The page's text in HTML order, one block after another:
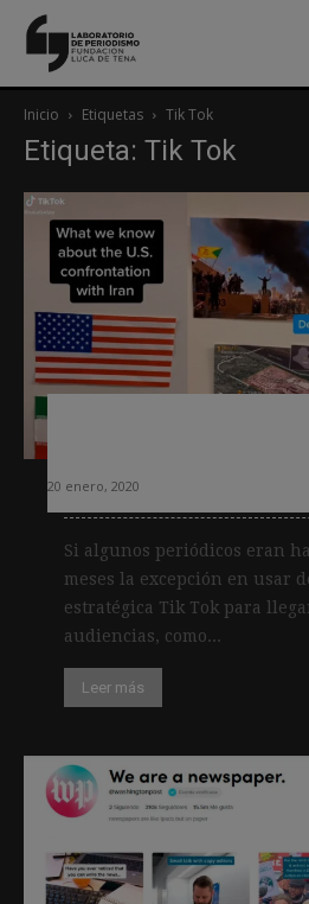
Inicio Etiquetas Tik Tok
Etiqueta: Tik Tok
20 enero, 2020
Si algunos periódicos eran
meses la excepción en usar
estratégica Tik Tok para
audiencias, como...
Leer más